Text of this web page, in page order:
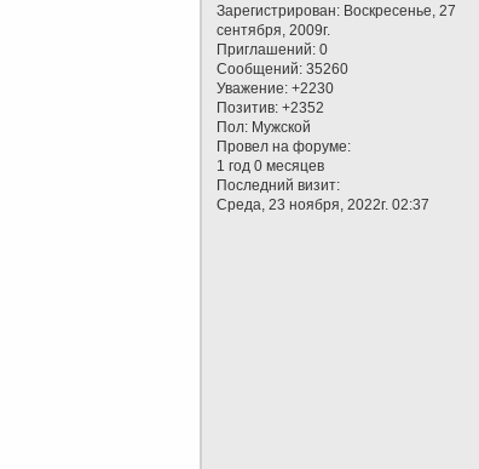
Зарегистрирован: Воскресенье, 27
сентября, 2009г.
Приглашений: 0
Сообщений: 35260
Уважение: +2230
Позитив: +2352
Пол: Мужской
Провел на форуме:
1 год 0 месяцев
Последний визит:
Среда, 23 ноября, 2022г. 02:37